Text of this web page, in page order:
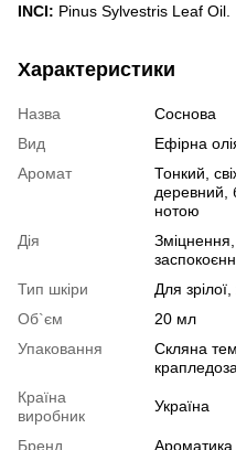
INCI: Pinus Sylvestris Leaf Oil.
Характеристики
Назва
Соснова
Вид
Ефірна
Аромат
Тонкий,
деревний,
нотою
Дія
Тип шкіри
Для
Об`єм
20 мл
Упаковання
Скляна
Країна
виробник
Україна
Бренд
Ароматика